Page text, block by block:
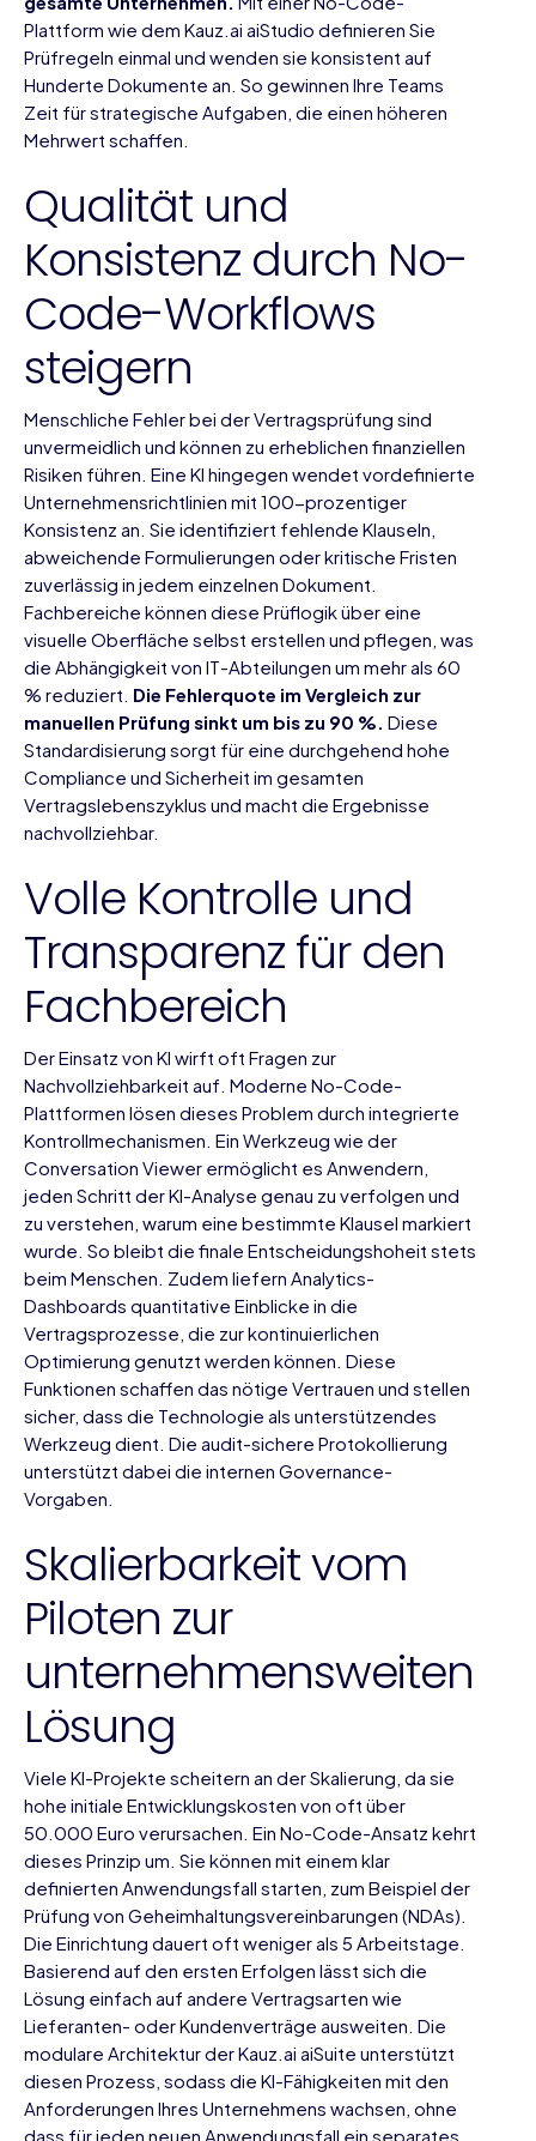
Plattform wie dem Kauz.ai aiStudio definieren Sie
Prüfregeln einmal und wenden sie konsistent auf
Hunderte Dokumente an. So gewinnen Ihre Teams
Zeit für strategische Aufgaben, die einen höheren
Mehrwert schaffen.
Qualität und
Konsistenz durch No-
Code-Workflows
steigern
Menschliche Fehler bei der Vertragsprüfung sind
unvermeidlich und können zu erheblichen finanziellen
Risiken führen. Eine KI hingegen wendet vordefinierte
Unternehmensrichtlinien mit 100-prozentiger
Konsistenz an. Sie identifiziert fehlende Klauseln,
abweichende Formulierungen oder kritische Fristen
zuverlässig in jedem einzelnen Dokument.
Fachbereiche können diese Prüflogik über eine
visuelle Oberfläche selbst erstellen und pflegen, was
die Abhängigkeit von IT-Abteilungen um mehr als 60
% reduziert. Die Fehlerquote im Vergleich zur
manuellen Prüfung sinkt um bis zu 90 %. Diese
Standardisierung sorgt für eine durchgehend hohe
Compliance und Sicherheit im gesamten
Vertragslebenszyklus und macht die Ergebnisse
nachvollziehbar.
Volle Kontrolle und
Transparenz für den
Fachbereich
Der Einsatz von KI wirft oft Fragen zur
Nachvollziehbarkeit auf. Moderne No-Code-
Plattformen lösen dieses Problem durch integrierte
Kontrollmechanismen. Ein Werkzeug wie der
Conversation Viewer ermöglicht es Anwendern,
jeden Schritt der KI-Analyse genau zu verfolgen und
zu verstehen, warum eine bestimmte Klausel markiert
wurde. So bleibt die finale Entscheidungshoheit stets
beim Menschen. Zudem liefern Analytics-
Dashboards quantitative Einblicke in die
Vertragsprozesse, die zur kontinuierlichen
Optimierung genutzt werden können. Diese
Funktionen schaffen das nötige Vertrauen und stellen
sicher, dass die Technologie als unterstützendes
Werkzeug dient. Die audit-sichere Protokollierung
unterstützt dabei die internen Governance-
Vorgaben.
Skalierbarkeit vom
Piloten zur
unternehmensweiten
Lösung
Viele KI-Projekte scheitern an der Skalierung, da sie
hohe initiale Entwicklungskosten von oft über
50.000 Euro verursachen. Ein No-Code-Ansatz kehrt
dieses Prinzip um. Sie können mit einem klar
definierten Anwendungsfall starten, zum Beispiel der
Prüfung von Geheimhaltungsvereinbarungen (NDAs).
Die Einrichtung dauert oft weniger als 5 Arbeitstage.
Basierend auf den ersten Erfolgen lässt sich die
Lösung einfach auf andere Vertragsarten wie
Lieferanten- oder Kundenverträge ausweiten. Die
modulare Architektur derKauz.ai aiSuite unterstützt
diesen Prozess, sodass die KI-Fähigkeiten mit den
Anforderungen Ihres Unternehmens wachsen, ohne
dass für jeden neuen Anwendungsfall ein separates